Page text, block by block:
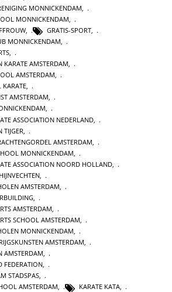
MONNICKENDAM
MONNICKENDAM
, GRATIS-SPORT,
MONNICKENDAM,
,
KARATE AMSTERDAM,
AMSTERDAM,
KARATE,
AMSTERDAM,
,
ASSOCIATION NEDERLAND
TIJGER
AMSTERDAM
MONNICKENDAM
ASSOCIATION NOORD HOLLAND
AMSTERDAM
AMSTERDAM,
SCHOOL AMSTERDAM,
MONNICKENDAM,
AMSTERDAM,
AMSTERDAM,
FEDERATION,
STADSPAS,
AMSTERDAM, KARATE KATA,